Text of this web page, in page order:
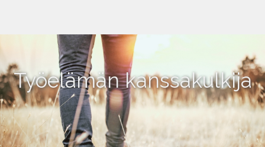
Työelämän kanssakulkija